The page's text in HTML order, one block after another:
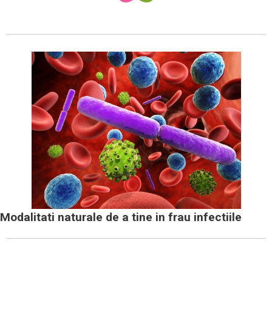
Modalitati naturale de a tine in frau infectiile